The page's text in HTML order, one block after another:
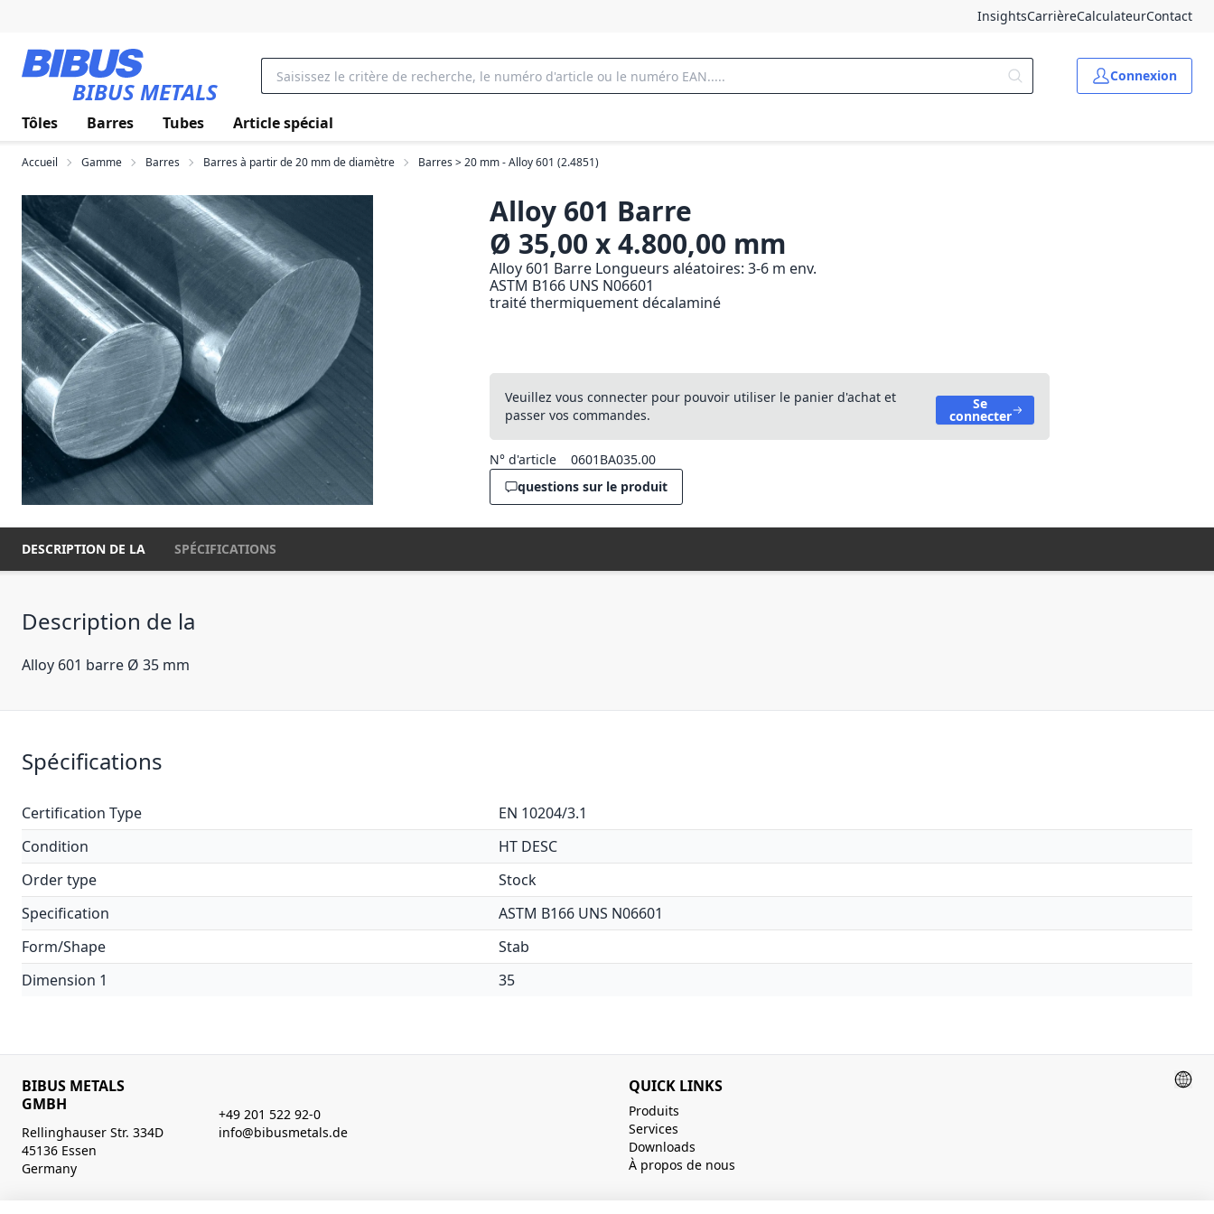
InsightsCarrièreCalculateurContact
BIBUS METALS
Connexion
Tôles Barres Tubes Article spécial
Accueil Gamme Barres Barres à partir de 20 mm de diamètre Barres > 20 mm - Alloy 601 (2.4851)
Alloy 601 Barre
Ø 35,00 x 4.800,00 mm
Alloy 601 Barre Longueurs aléatoires: 3-6 m env.
ASTM B166 UNS N06601
traité thermiquement décalaminé
Veuillez vous connecter pour pouvoir utiliser le panier d'achat et
passer vos commandes.
Se
connecter
N° d'article
0601BA035.00
questions sur le produit
DESCRIPTION DE LA SPÉCIFICATIONS
Description de la
Alloy 601 barre Ø 35 mm
Spécifications
Certification Type
EN 10204/3.1
Condition
HT DESC
Order type
Stock
Specification
ASTM B166 UNS N06601
Form/Shape
Stab
Dimension 1
35
BIBUS METALS
GMBH
Rellinghauser Str. 334D
45136 Essen
Germany
+49 201 522 92-0
info@bibusmetals.de
QUICK LINKS
Produits
Services
Downloads
À propos de nous